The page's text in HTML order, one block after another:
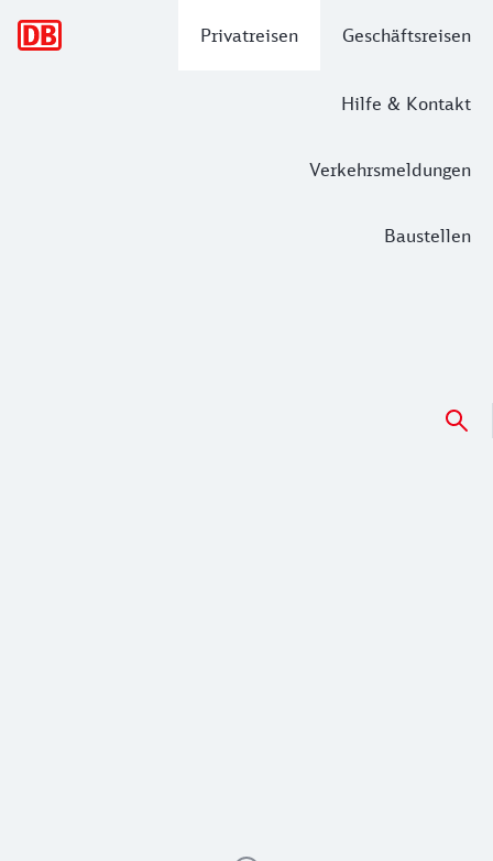
Privatreisen Geschäftsreisen
Hilfe & Kontakt
Verkehrsmeldungen
Baustellen